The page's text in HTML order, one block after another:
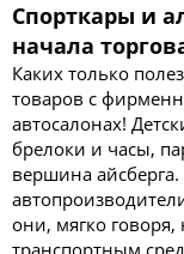
Спорткары и
начала
Каких только
товаров с
автосалонах!
брелоки и часы,
вершина
они, мягко
транспортным